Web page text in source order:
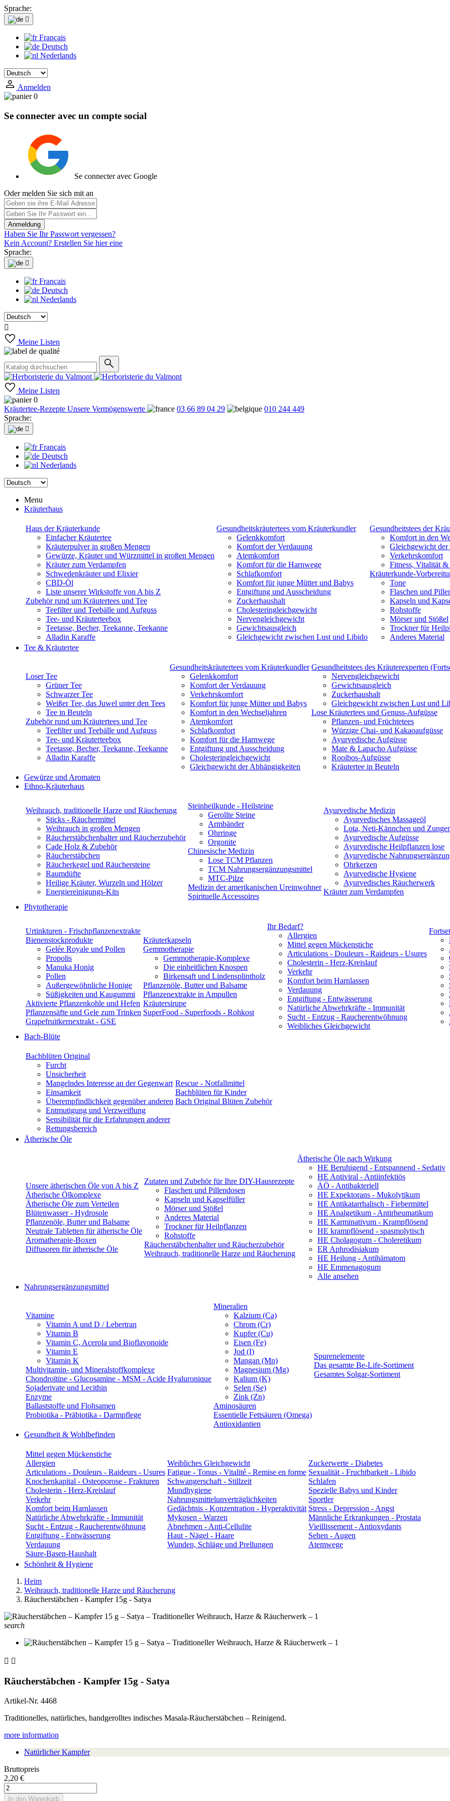
Sprache:

Français
Deutsch
Nederlands
Anmelden
0
Se connecter avec un compte social
Se connecter avec Google
Oder melden Sie sich mit an
Anmeldung
Haben Sie Ihr Passwort vergessen?
Kein Account? Erstellen Sie hier eine
Sprache:

Français
Deutsch
Nederlands

Meine Listen
Meine Listen
0
Kräutertee-Rezepte Unsere Vermögenswerte 03 66 89 04 29
010 244 449
Sprache:

Français
Deutsch
Nederlands
Menu
Kräuterhaus
Haus der Kräuterkunde
Einfacher Kräutertee
Kräuterpulver in großen Mengen
Gewürze, Kräuter und Würzmittel in großen Mengen
Kräuter zum Verdampfen
Schwedenkräuter und Elixier
CBD-Öl
Liste unserer Wirkstoffe von A bis Z
Zubehör rund um Kräutertees und Tee
Teefilter und Teebälle und Aufguss
Tee- und Kräuterteebox
Teetasse, Becher, Teekanne, Teekanne
Alladin Karaffe
Gesundheitskräutertees vom Kräuterkundler
Gelenkkomfort
Komfort der Verdauung
Atemkomfort
Komfort für die Harnwege
Schlafkomfort
Komfort für junge Mütter und Babys
Entgiftung und Ausscheidung
Zuckerhaushalt
Cholesteringleichgewicht
Nervengleichgewicht
Gewichtsausgleich
Gleichgewicht zwischen Lust und Libido
Gesundheitstees der
Komfort in den
Gleichgewicht
Verkehrskomfort
Fitness, Vitalität
Kräuterkunde-
Tone
Flaschen und
Kapseln und
Rohstoffe
Mörser und Stößel
Trockner für
Anderes Material
Tee & Kräutertee
Loser Tee
Grüner Tee
Schwarzer Tee
Weißer Tee, das Juwel unter den Tees
Tee in Beuteln
Zubehör rund um Kräutertees und Tee
Teefilter und Teebälle und Aufguss
Tee- und Kräuterteebox
Teetasse, Becher, Teekanne, Teekanne
Alladin Karaffe
Gesundheitskräutertees vom Kräuterkundler
Gelenkkomfort
Komfort der Verdauung
Verkehrskomfort
Komfort für junge Mütter und Babys
Komfort in den Wechseljahren
Atemkomfort
Schlafkomfort
Komfort für die Harnwege
Entgiftung und Ausscheidung
Cholesteringleichgewicht
Gleichgewicht der Abhängigkeiten
Gesundheitstees des Kräuterexperten
Nervengleichgewicht
Gewichtsausgleich
Zuckerhaushalt
Gleichgewicht zwischen Lust und
Lose Kräutertees und Genuss-Aufgüsse
Pflanzen- und Früchtetees
Würzige Chai- und Kakaoaufgüsse
Ayurvedische Aufgüsse
Mate & Lapacho Aufgüsse
Rooibos-Aufgüsse
Kräutertee in Beuteln
Gewürze und Aromaten
Ethno-Kräuterhaus
Weihrauch, traditionelle Harze und Räucherung
Sticks - Räuchermittel
Weihrauch in großen Mengen
Räucherstäbchenhalter und Räucherzubehör
Cade Holz & Zubehör
Räucherstäbchen
Räucherkegel und Räuchersteine
Raumdüfte
Heilige Kräuter, Wurzeln und Hölzer
Energiereinigungs-Kits
Steinheilkunde - Heilsteine
Gerollte Steine
Armbänder
Ohrringe
Orgonite
Chinesische Medizin
Lose TCM Pflanzen
TCM Nahrungsergänzungsmittel
MTC-Pilze
Medizin der amerikanischen Ureinwohner
Spirituelle Accessoires
Ayurvedische Medizin
Ayurvedisches Massageöl
Lota, Neti-Kännchen und
Ayurvedische Aufgüsse
Ayurvedische Heilpflanzen lose
Ayurvedische
Ohrkerzen
Ayurvedische Hygiene
Ayurvedisches Räucherwerk
Kräuter zum Verdampfen
Phytotherapie
Urtinkturen - Frischpflanzenextrakte
Bienenstockprodukte
Gelée Royale und Pollen
Propolis
Manuka Honig
Pollen
Außergewöhnliche Honige
Süßigkeiten und Kaugummi
Aktivierte Pflanzenkohle und Hefen
Pflanzensäfte und Gele zum Trinken
Grapefruitkernextrakt - GSE
Kräuterkapseln
Gemmotherapie
Gemmotherapie-Komplexe
Die einheitlichen Knospen
Birkensaft und Lindensplintholz
Pflanzenöle, Butter und Balsame
Pflanzenextrakte in Ampullen
Kräutersirupe
SuperFood - Superfoods - Rohkost
Ihr Bedarf?
Allergien
Mittel gegen Mückenstiche
Articulations - Douleurs - Raideurs - Usures
Cholesterin - Herz-Kreislauf
Verkehr
Komfort beim Harnlassen
Verdauung
Entgiftung - Entwässerung
Natürliche Abwehrkräfte - Immunität
Sucht - Entzug - Raucherentwöhnung
Weibliches Gleichgewicht
Bach-Blüte
Bachblüten Original
Furcht
Unsicherheit
Mangelndes Interesse an der Gegenwart
Einsamkeit
Überempfindlichkeit gegenüber anderen
Entmutigung und Verzweiflung
Sensibilität für die Erfahrungen anderer
Rettungsbereich
Rescue - Notfallmittel
Bachblüten für Kinder
Bach Original Blüten Zubehör
Ätherische Öle
Unsere ätherischen Öle von A bis Z
Ätherische Ölkomplexe
Ätherische Öle zum Verteilen
Blütenwasser - Hydrosole
Pflanzenöle, Butter und Balsame
Neutrale Tabletten für ätherische Öle
Aromatherapie-Boxen
Diffusoren für ätherische Öle
Zutaten und Zubehör für Ihre DIY-Hausrezepte
Flaschen und Pillendosen
Kapseln und Kapselfüller
Mörser und Stößel
Anderes Material
Trockner für Heilpflanzen
Rohstoffe
Räucherstäbchenhalter und Räucherzubehör
Weihrauch, traditionelle Harze und Räucherung
Ätherische Öle nach Wirkung
HE Beruhigend - Entspannend - Sedativ
HE Antiviral - Antiinfektiös
ÄÖ - Antibakteriell
HE Expektorans - Mukolytikum
HE Antikatarrhalisch - Fiebermittel
HE Analgetikum - Antirheumatikum
HE Karminativum - Krampflösend
HE krampflösend - spasmolytisch
HE Cholagogum - Choleretikum
ER Aphrodisiakum
HE Heilung - Antihämatom
HE Emmenagogum
Alle ansehen
Nahrungsergänzungsmittel
Vitamine
Vitamin A und D / Lebertran
Vitamin B
Vitamin C, Acerola und Bioflavonoide
Vitamin E
Vitamin K
Multivitamin- und Mineralstoffkomplexe
Chondroïtine - Glucosamine - MSM - Acide Hyaluronique
Sojaderivate und Lecithin
Enzyme
Ballaststoffe und Flohsamen
Probiotika - Präbiotika - Darmpflege
Mineralien
Kalzium (Ca)
Chrom (Cr)
Kupfer (Cu)
Eisen (Fe)
Jod (I)
Mangan (Mn)
Magnesium (Mg)
Kalium (K)
Selen (Se)
Zink (Zn)
Aminosäuren
Essentielle Fettsäuren (Omega)
Antioxidantien
Spurenelemente
Das gesamte Be-Life-Sortiment
Gesamtes Solgar-Sortiment
Gesundheit & Wohlbefinden
Mittel gegen Mückenstiche
Allergien
Articulations - Douleurs - Raideurs - Usures
Knochenkapital - Osteoporose - Frakturen
Cholesterin - Herz-Kreislauf
Verkehr
Komfort beim Harnlassen
Natürliche Abwehrkräfte - Immunität
Sucht - Entzug - Raucherentwöhnung
Entgiftung - Entwässerung
Verdauung
Säure-Basen-Haushalt
Weibliches Gleichgewicht
Fatigue - Tonus - Vitalité - Remise en forme
Schwangerschaft - Stillzeit
Mundhygiene
Nahrungsmittelunverträglichkeiten
Gedächtnis - Konzentration - Hyperaktivität
Mykosen - Warzen
Abnehmen - Anti-Cellulite
Haut - Nägel - Haare
Wunden, Schläge und Prellungen
Zuckerwerte - Diabetes
Sexualität - Fruchtbarkeit - Libido
Schlafen
Spezielle Babys und Kinder
Sportler
Stress - Depression - Angst
Männliche Erkrankungen - Prostata
Vieillissement - Antioxydants
Sehen - Augen
Atemwege
Schönheit & Hygiene
Heim
Weihrauch, traditionelle Harze und Räucherung
Räucherstäbchen - Kampfer 15g - Satya
search
 
Räucherstäbchen - Kampfer 15g - Satya
Artikel-Nr. 4468
Traditionelles, natürliches, handgerolltes indisches Masala-Räucherstäbchen – Reinigend.
more information
Natürlicher Kampfer
Bruttopreis
2,20 €
In den Warenkorb